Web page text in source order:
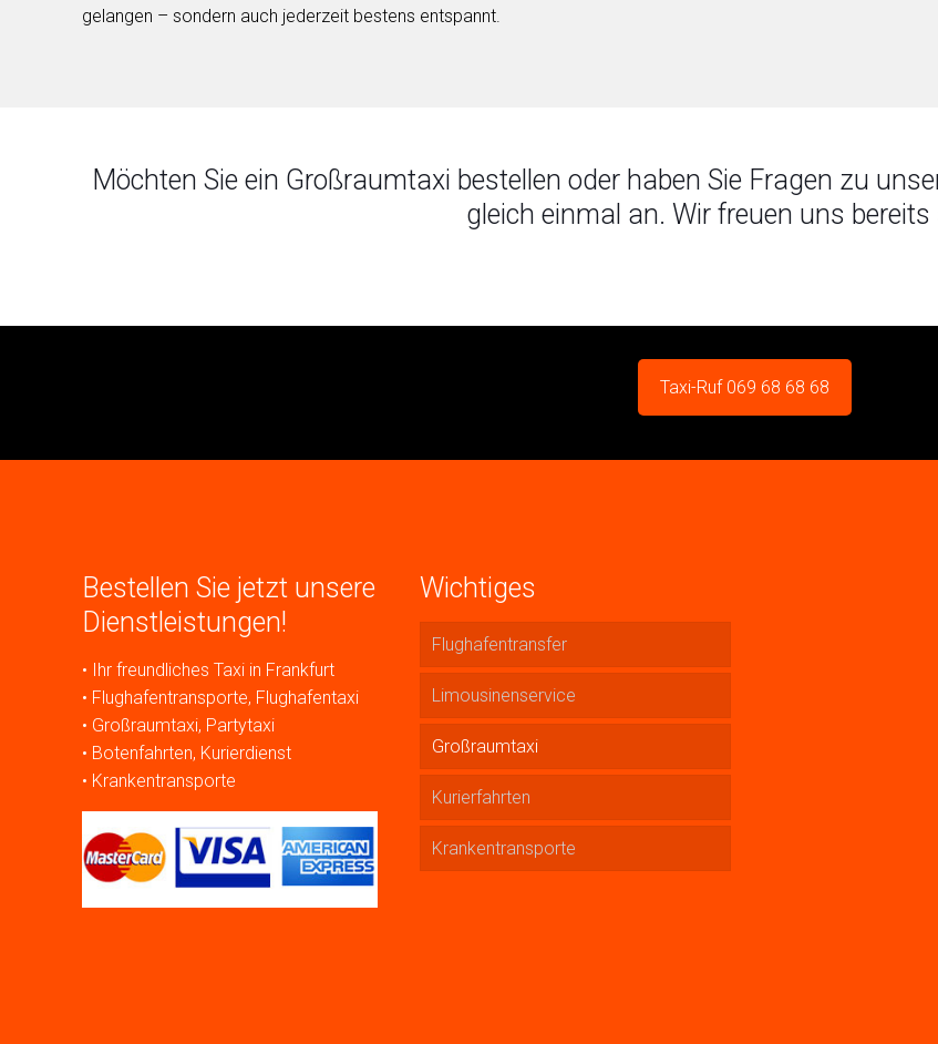
gelangen – sondern auch jederzeit bestens entspannt.
Möchten Sie ein Großraumtaxi bestellen oder haben Sie Fragen zu
gleich einmal an. Wir freuen uns bereits
Taxi-Ruf 069 68 68 68
Bestellen Sie jetzt unsere
Dienstleistungen!
• Ihr freundliches Taxi in Frankfurt
• Flughafentransporte, Flughafentaxi
• Großraumtaxi, Partytaxi
• Botenfahrten, Kurierdienst
• Krankentransporte
Wichtiges
Flughafentransfer
Limousinenservice
Großraumtaxi
Kurierfahrten
Krankentransporte